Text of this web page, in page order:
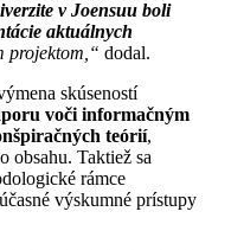
v Joensuu boli
aktuálnych
projektom,“ dodal.
skúseností
voči informačným
teórií,
obsahu. Taktiež sa
rámce
výskumné prístupy